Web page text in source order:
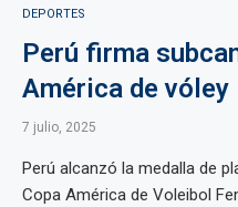
DEPORTES
Perú firma
América de vóley
7 julio, 2025
Perú alcanzó la medalla de
Copa América de Voleibol